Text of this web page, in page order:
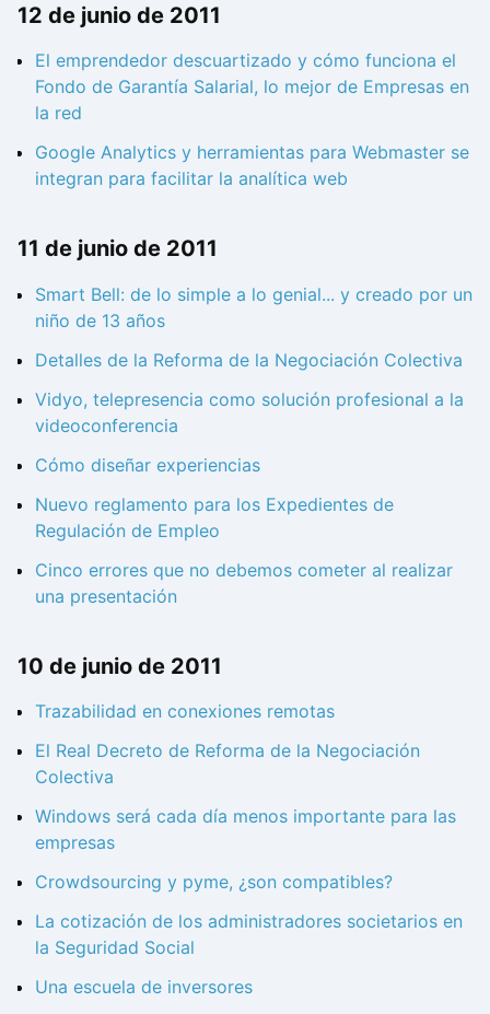
12 de junio de 2011
El emprendedor descuartizado y cómo funciona el
Fondo de Garantía Salarial, lo mejor de Empresas en
la red
Google Analytics y herramientas para Webmaster se
integran para facilitar la analítica web
11 de junio de 2011
Smart Bell: de lo simple a lo genial... y creado por un
niño de 13 años
Detalles de la Reforma de la Negociación Colectiva
Vidyo, telepresencia como solución profesional a la
videoconferencia
Cómo diseñar experiencias
Nuevo reglamento para los Expedientes de
Regulación de Empleo
Cinco errores que no debemos cometer al realizar
una presentación
10 de junio de 2011
Trazabilidad en conexiones remotas
El Real Decreto de Reforma de la Negociación
Colectiva
Windows será cada día menos importante para las
empresas
Crowdsourcing y pyme, ¿son compatibles?
La cotización de los administradores societarios en
la Seguridad Social
Una escuela de inversores